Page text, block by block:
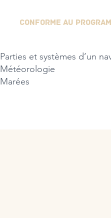
CONFORME AU
Parties et systèmes d’un
Météorologie
Marées​